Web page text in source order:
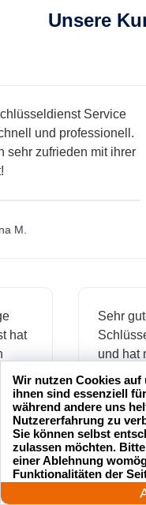
Unsere
Service
und professionell.
zufrieden mit ihrer
hat
und
als
24 Stunden am Tag
Wir nutzen Cookies auf
ihnen sind essenziell
während andere uns
Nutzererfahrung zu
Sie können selbst
zulassen möchten.
einer Ablehnung
Funktionalitäten der